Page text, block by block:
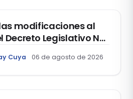
modificaciones al
Decreto Legislativo Nº
el Régimen de
Cuya 06 de agosto de 2026